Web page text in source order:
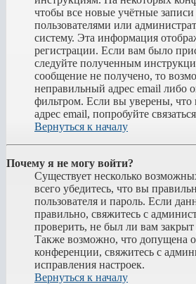
чтобы все новые учётные
пользователями или
систему. Эта информация
регистрации. Если вам было
следуйте полученным
сообщение не получено, то
неправильный адрес email либо
фильтром. Если вы уверены, что
адрес email, попробуйте
Вернуться к началу
Почему я не могу войти?
Существует несколько
всего убедитесь, что вы
пользователя и пароль. Если
правильно, свяжитесь с
проверить, не был ли вам
Также возможно, что допущена
конференции, свяжитесь с
исправления настроек.
Вернуться к началу